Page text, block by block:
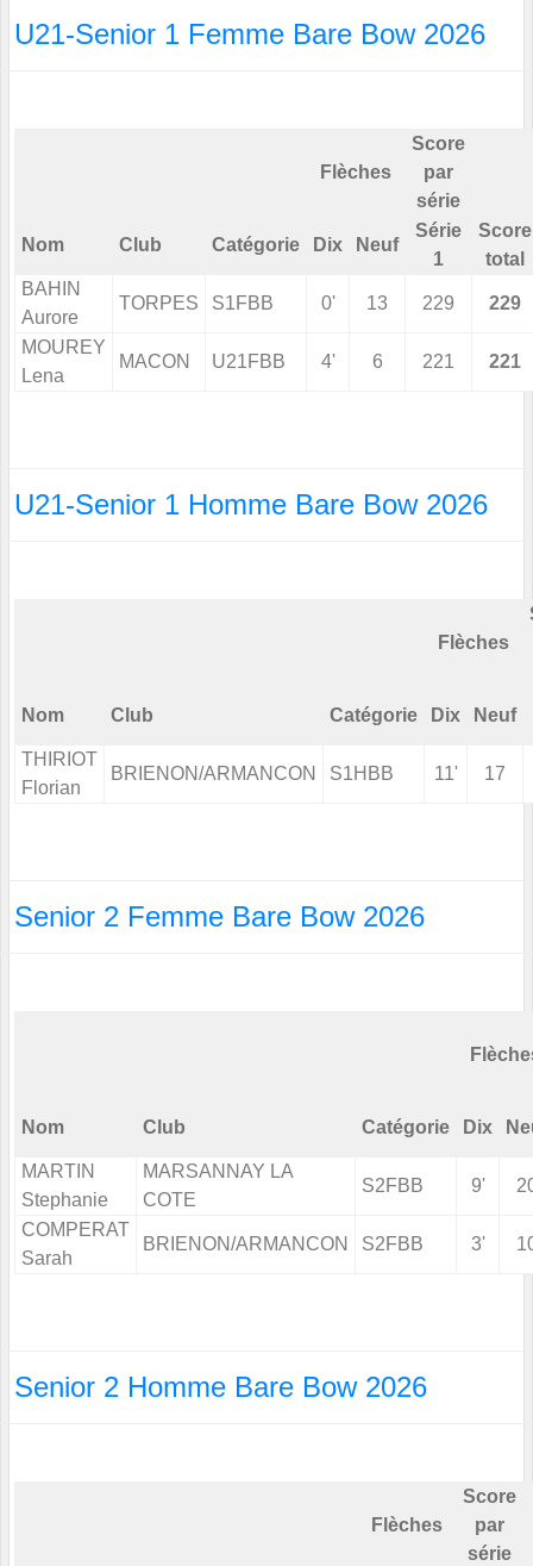
U21-Senior 1 Femme Bare Bow 2026
Flèches
Score
par
série
Nom Club Catégorie Dix Neuf
Série
1
Score
total
BAHIN
Aurore
TORPES S1FBB 0' 13 229 229
MOUREY
Lena
MACON U21FBB 4' 6 221 221
U21-Senior 1 Homme Bare Bow 2026
Flèches
Nom Club Catégorie Dix Neuf
THIRIOT
Florian
BRIENON/ARMANCON S1HBB 11' 17
Senior 2 Femme Bare Bow 2026
Nom Club Catégorie Dix
MARTIN
Stephanie
MARSANNAY LA
COTE
S2FBB 9'
COMPERAT
Sarah
BRIENON/ARMANCON S2FBB 3'
Senior 2 Homme Bare Bow 2026
Flèches
Score
par
série